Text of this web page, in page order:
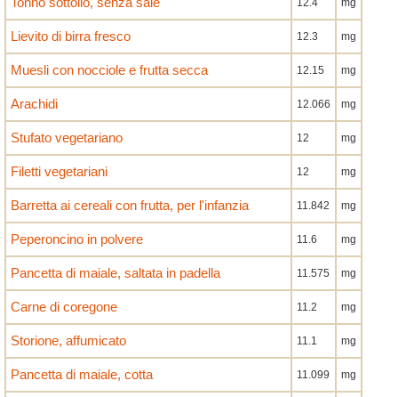
12.4 mg
Lievito di birra fresco 12.3 mg
Muesli con nocciole e frutta secca 12.15 mg
Arachidi 12.066 mg
Stufato vegetariano 12 mg
Filetti vegetariani 12 mg
Barretta ai cereali con frutta, per l'infanzia 11.842 mg
Peperoncino in polvere 11.6 mg
Pancetta di maiale, saltata in padella 11.575 mg
Carne di coregone 11.2 mg
Storione, affumicato 11.1 mg
Pancetta di maiale, cotta 11.099 mg